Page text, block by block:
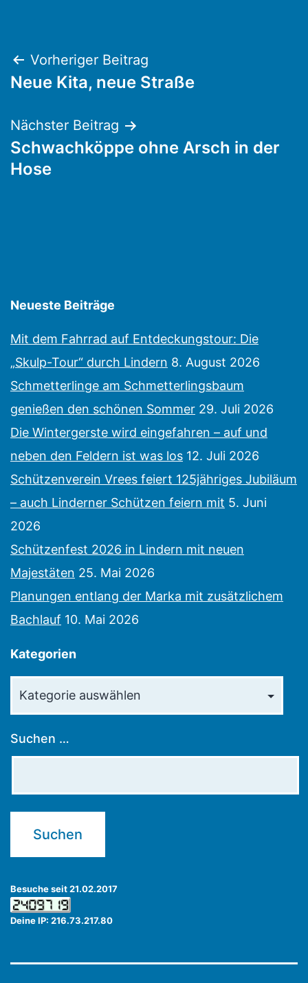
Beitragsnavigation
Vorheriger Beitrag
Neue Kita, neue Straße
Nächster Beitrag
Schwachköppe ohne Arsch in der
Hose
Neueste Beiträge
Mit dem Fahrrad auf Entdeckungstour: Die
„Skulp-Tour“ durch Lindern 8. August 2026
Schmetterlinge am Schmetterlingsbaum
genießen den schönen Sommer 29. Juli 2026
Die Wintergerste wird eingefahren – auf und
neben den Feldern ist was los 12. Juli 2026
Schützenverein Vrees feiert 125jähriges Jubiläum
– auch Linderner Schützen feiern mit 5. Juni
2026
Schützenfest 2026 in Lindern mit neuen
Majestäten 25. Mai 2026
Planungen entlang der Marka mit zusätzlichem
Bachlauf 10. Mai 2026
Kategorien
Suchen …
Besuche seit 21.02.2017
Deine IP: 216.73.217.80